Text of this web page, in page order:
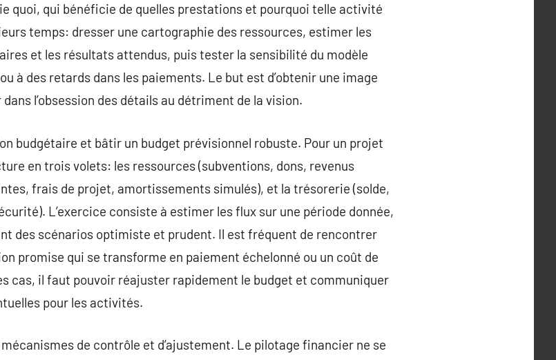
quoi, qui bénéficie de quelles prestations et pourquoi telle activité
temps: dresser une cartographie des ressources, estimer les
et les résultats attendus, puis tester la sensibilité du modèle
à des retards dans les paiements. Le but est d’obtenir une image
l’obsession des détails au détriment de la vision.
budgétaire et bâtir un budget prévisionnel robuste. Pour un projet
en trois volets: les ressources (subventions, dons, revenus
frais de projet, amortissements simulés), et la trésorerie (solde,
L’exercice consiste à estimer les flux sur une période donnée,
des scénarios optimiste et prudent. Il est fréquent de rencontrer
promise qui se transforme en paiement échelonné ou un coût de
cas, il faut pouvoir réajuster rapidement le budget et communiquer
pour les activités.
de contrôle et d’ajustement. Le pilotage financier ne se